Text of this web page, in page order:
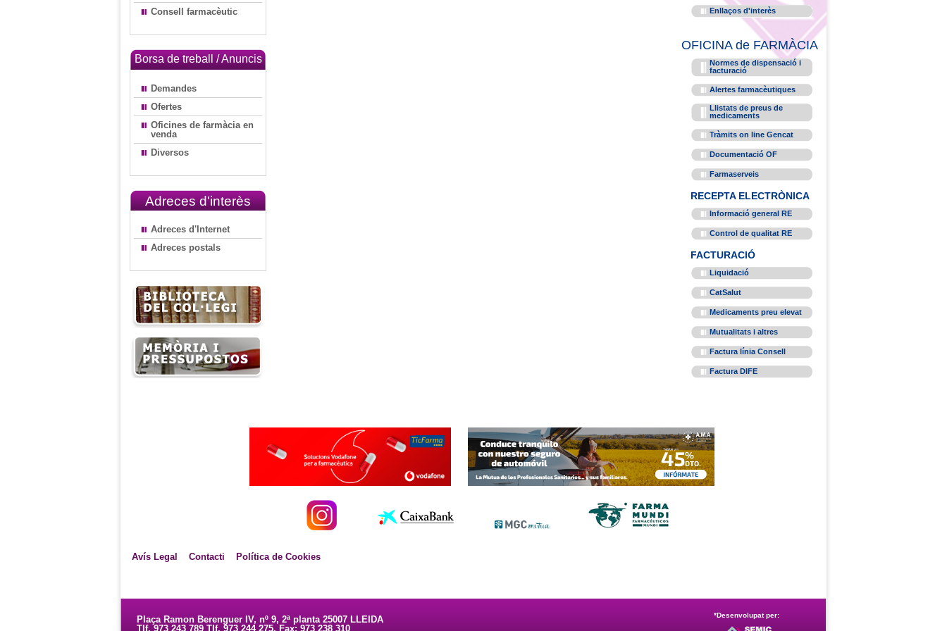
Consell farmacèutic
Borsa de treball / Anuncis
Demandes
Ofertes
Oficines de farmàcia en
venda
Diversos
Adreces d'interès
Adreces d'Internet
Adreces postals
Enllaços d'interès
OFICINA de FARMÀCIA
Normes de dispensació i
facturació
Alertes farmacèutiques
Llistats de preus de
medicaments
Tràmits on line Gencat
Documentació OF
Farmaserveis
RECEPTA ELECTRÒNICA
Informació general RE
Control de qualitat RE
FACTURACIÓ
Liquidació
CatSalut
Medicaments preu elevat
Mutualitats i altres
Factura línia Consell
Factura DIFE
Avís Legal Contacti Política de Cookies
Plaça Ramon Berenguer IV, nº 9, 2ª planta 25007 LLEIDA
Tlf. 973 243 789 Tlf. 973 244 275. Fax: 973 238 310
*Desenvolupat per: